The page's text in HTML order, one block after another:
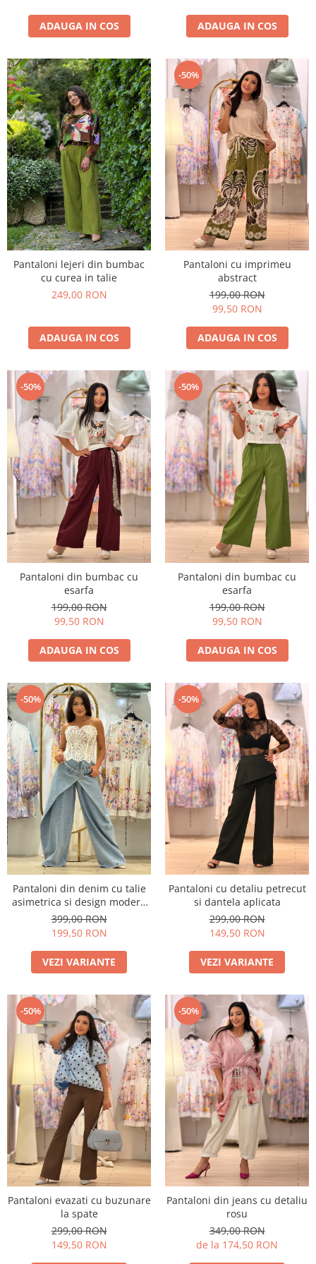
ADAUGA IN COS ADAUGA IN COS
Pantaloni lejeri din bumbac
cu curea in talie
249,00 RON
ADAUGA IN COS
-50%
Pantaloni cu imprimeu
abstract
199,00 RON
99,50 RON
ADAUGA IN COS
-50%
Pantaloni din bumbac cu
esarfa
199,00 RON
99,50 RON
ADAUGA IN COS
-50%
Pantaloni din bumbac cu
esarfa
199,00 RON
99,50 RON
ADAUGA IN COS
-50%
Pantaloni din denim cu talie
asimetrica si design modern
suprapus
399,00 RON
199,50 RON
VEZI VARIANTE
-50%
Pantaloni cu detaliu petrecut
si dantela aplicata
299,00 RON
149,50 RON
VEZI VARIANTE
-50%
Pantaloni evazati cu buzunare
la spate
299,00 RON
149,50 RON
-50%
Pantaloni din jeans cu detaliu
rosu
349,00 RON
de la 174,50 RON